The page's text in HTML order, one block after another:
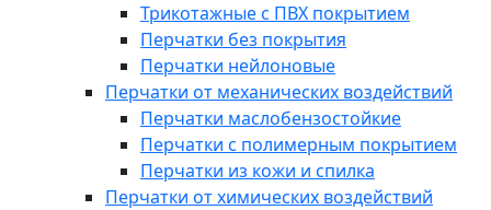
Трикотажные с ПВХ покрытием
Перчатки без покрытия
Перчатки нейлоновые
Перчатки от механических воздействий
Перчатки маслобензостойкие
Перчатки с полимерным покрытием
Перчатки из кожи и спилка
Перчатки от химических воздействий